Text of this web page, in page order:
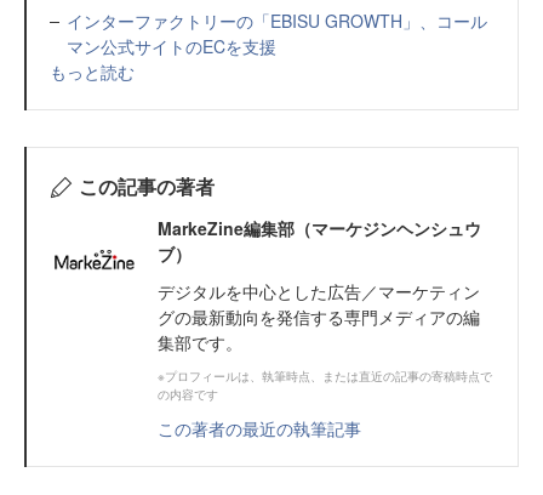
インターファクトリーの「EBISU GROWTH」、コール
マン公式サイトのECを支援
もっと読む
この記事の著者
MarkeZine編集部（マーケジンヘンシュウ
ブ）
デジタルを中心とした広告／マーケティン
グの最新動向を発信する専門メディアの編
集部です。
※プロフィールは、執筆時点、または直近の記事の寄稿時点で
の内容です
この著者の最近の執筆記事